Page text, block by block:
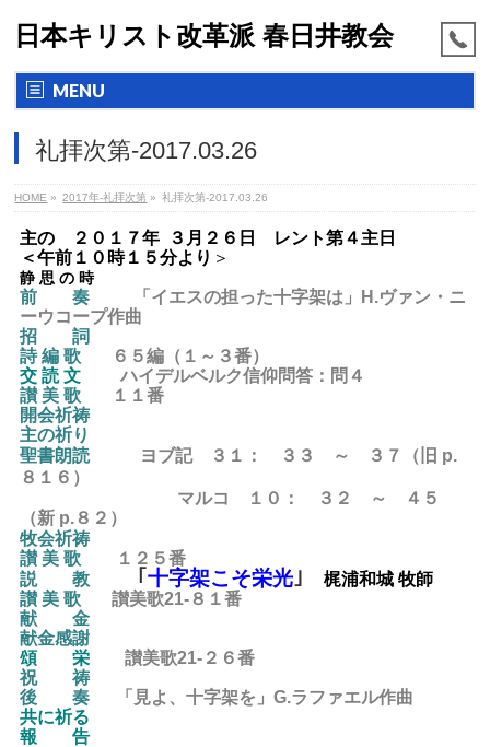
日本キリスト改革派 春日井教会
MENU
礼拝次第-2017.03.26
HOME » 2017年-礼拝次第 » 礼拝次第-2017.03.26
主の ２０１７年 ３月２６日 レント第４主日
＜午前１０時１５分より ＞
静 思 の 時
前 奏
「イエスの担った十字架は」H.ヴァン・ニ
ーウコープ作曲
招 詞
詩 編 歌
６５編（１～３番）
交 読 文ハイデルベルク信仰問答：問４
讃 美 歌
１１番
開会祈祷
主の祈り
聖書朗読
ヨブ記 ３１： ３３ ～ ３７（旧 p.
８１６ ）
マルコ １０： ３２ ～ ４５
（新 p.８２）
牧会祈祷
讃 美 歌
１２５番
説 教
｢十字架こそ栄光 ｣
梶浦和城 牧師
讃 美 歌
讃美歌21-８１番
献 金
献金感謝
頌 栄讃美歌21-２６番
祝 祷
後
奏
「見よ、十字架を」G.ラファエル作曲
共に祈る
報 告